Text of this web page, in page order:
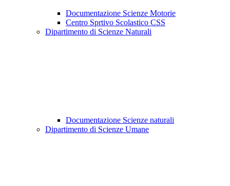
Documentazione Scienze Motorie
Centro Sprtivo Scolastico CSS
Dipartimento di Scienze Naturali
Documentazione Scienze naturali
Dipartimento di Scienze Umane